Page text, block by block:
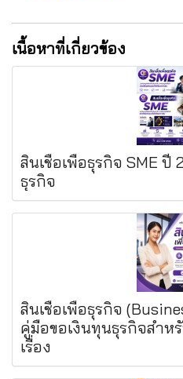
เนื้อหาที่เกี่ยวข้อง
สินเชื่อเพื่อธุรกิจ SME ปี
ธุรกิจ
สินเชื่อเพื่อธุรกิจ
คู่มือขอเงินทุนธุรกิจสำห
เรื่อง